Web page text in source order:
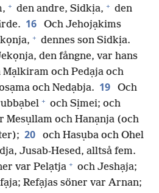
+ den andre, Sidkịa, + den
16
Och Jehojạkims
+ dennes son Sidkịa.
den fångne, var hans
Mạlkiram och Pedạja och
och Nedạbja. 19
Och
+ och Sịmei; och
Mesụllam och Hanạnja (och
20
och Hasụba och Ohel
Jusab-Hesed, alltså fem.
var Pelạtja + och Jeshạja;
Refạjas söner var Arnan;